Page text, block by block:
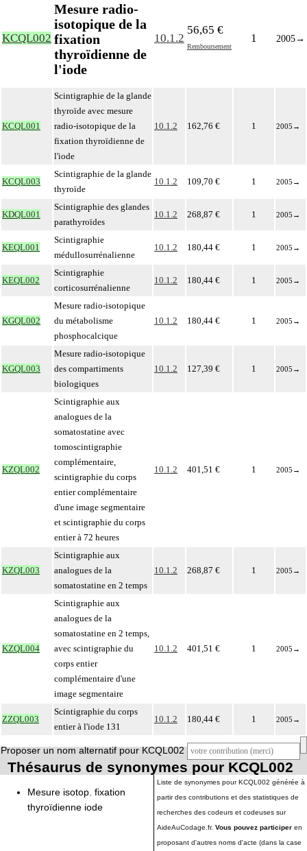
KCQL002
Mesure radio-
isotopique de la
fixation
thyroïdienne de
l'iode
10.1.2
56,65 €
Remboursement
1 2005→
KCQL001
Scintigraphie de la glande
thyroïde avec mesure
radio-isotopique de la
fixation thyroïdienne de
l'iode
10.1.2 162,76 € 1 2005 →
KCQL003
Scintigraphie de la glande
thyroïde
10.1.2 109,70 € 1 2005 →
KDQL001
Scintigraphie des glandes
parathyroïdes
10.1.2 268,87 € 1 2005 →
KEQL001
Scintigraphie
médullosurrénalienne
10.1.2 180,44 € 1 2005 →
KEQL002
Scintigraphie
corticosurrénalienne
10.1.2 180,44 € 1 2005 →
KGQL002
Mesure radio-isotopique
du métabolisme
phosphocalcique
10.1.2 180,44 € 1 2005 →
KGQL003
Mesure radio-isotopique
des compartiments
biologiques
10.1.2 127,39 € 1 2005 →
KZQL002
Scintigraphie aux
analogues de la
somatostatine avec
tomoscintigraphie
complémentaire,
scintigraphie du corps
entier complémentaire
d'une image segmentaire
et scintigraphie du corps
entier à 72 heures
10.1.2 401,51 € 1 2005 →
KZQL003
Scintigraphie aux
analogues de la
somatostatine en 2 temps
10.1.2 268,87 € 1 2005 →
KZQL004
Scintigraphie aux
analogues de la
somatostatine en 2 temps,
avec scintigraphie du
corps entier
complémentaire d'une
image segmentaire
10.1.2 401,51 € 1 2005 →
ZZQL003
Scintigraphie du corps
entier à l'iode 131
10.1.2 180,44 € 1 2005 →
Proposer un nom alternatif pour KCQL002
Thésaurus de synonymes pour KCQL002
Mesure isotop. fixation
thyroïdienne iode
Liste de synonymes pour KCQL002 générée à
partir des contributions et des statistiques de
recherches des codeurs et codeuses sur
AideAuCodage.fr. Vous pouvez participer en
proposant d'autres noms d'acte (dans la case